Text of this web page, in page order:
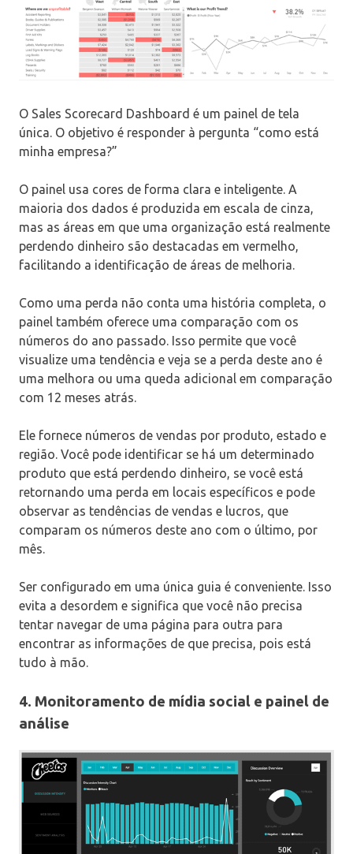
O Sales Scorecard Dashboard é um painel de tela
única. O objetivo é responder à pergunta “como está
minha empresa?”
O painel usa cores de forma clara e inteligente. A
maioria dos dados é produzida em escala de cinza,
mas as áreas em que uma organização está realmente
perdendo dinheiro são destacadas em vermelho,
facilitando a identificação de áreas de melhoria.
Como uma perda não conta uma história completa, o
painel também oferece uma comparação com os
números do ano passado. Isso permite que você
visualize uma tendência e veja se a perda deste ano é
uma melhora ou uma queda adicional em comparação
com 12 meses atrás.
Ele fornece números de vendas por produto, estado e
região. Você pode identificar se há um determinado
produto que está perdendo dinheiro, se você está
retornando uma perda em locais específicos e pode
observar as tendências de vendas e lucros, que
comparam os números deste ano com o último, por
mês.
Ser configurado em uma única guia é conveniente. Isso
evita a desordem e significa que você não precisa
tentar navegar de uma página para outra para
encontrar as informações de que precisa, pois está
tudo à mão.
4. Monitoramento de mídia social e painel de
análise